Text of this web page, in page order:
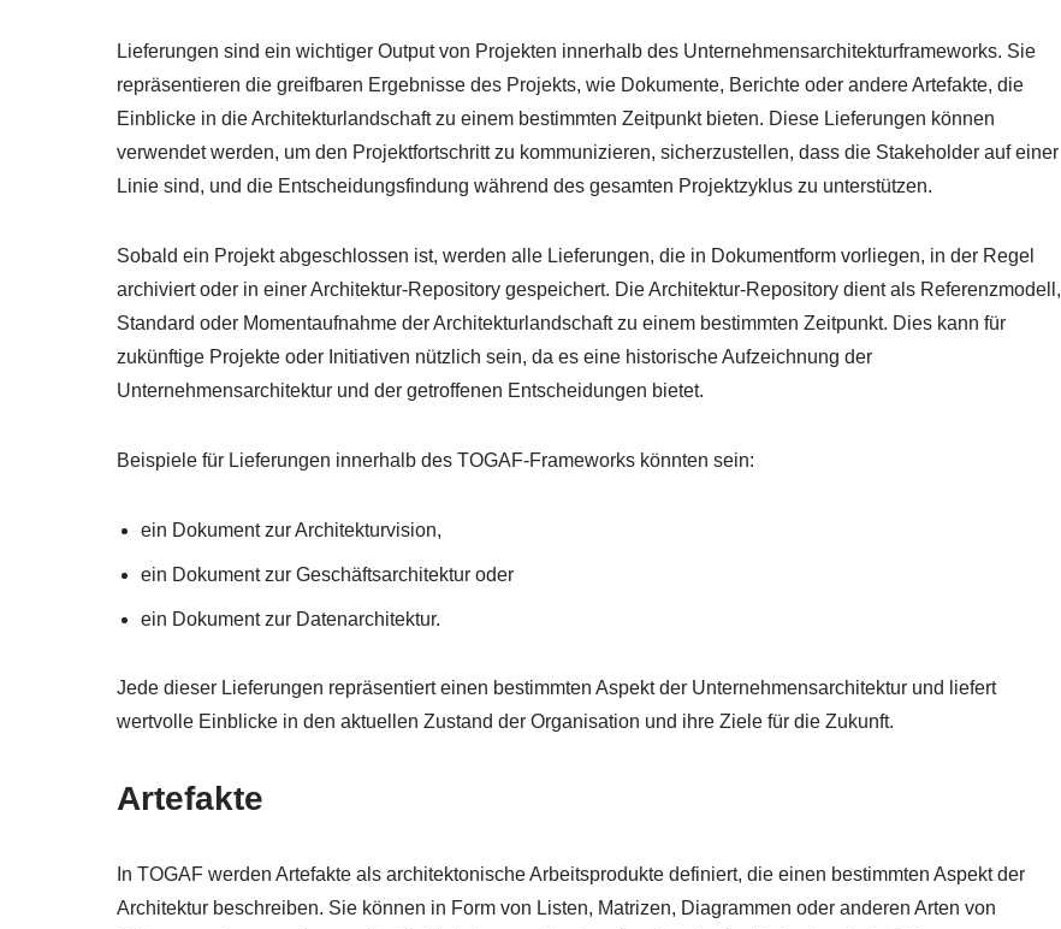
Lieferungen sind ein wichtiger Output von Projekten innerhalb des Unternehmensarchitekturframeworks. Sie
repräsentieren die greifbaren Ergebnisse des Projekts, wie Dokumente, Berichte oder andere Artefakte, die
Einblicke in die Architekturlandschaft zu einem bestimmten Zeitpunkt bieten. Diese Lieferungen können
verwendet werden, um den Projektfortschritt zu kommunizieren, sicherzustellen, dass die Stakeholder auf einer
Linie sind, und die Entscheidungsfindung während des gesamten Projektzyklus zu unterstützen.
Sobald ein Projekt abgeschlossen ist, werden alle Lieferungen, die in Dokumentform vorliegen, in der Regel
archiviert oder in einer Architektur-Repository gespeichert. Die Architektur-Repository dient als Referenzmodell,
Standard oder Momentaufnahme der Architekturlandschaft zu einem bestimmten Zeitpunkt. Dies kann für
zukünftige Projekte oder Initiativen nützlich sein, da es eine historische Aufzeichnung der
Unternehmensarchitektur und der getroffenen Entscheidungen bietet.
Beispiele für Lieferungen innerhalb des TOGAF-Frameworks könnten sein:
ein Dokument zur Architekturvision,
ein Dokument zur Geschäftsarchitektur oder
ein Dokument zur Datenarchitektur.
Jede dieser Lieferungen repräsentiert einen bestimmten Aspekt der Unternehmensarchitektur und liefert
wertvolle Einblicke in den aktuellen Zustand der Organisation und ihre Ziele für die Zukunft.
Artefakte
In TOGAF werden Artefakte als architektonische Arbeitsprodukte definiert, die einen bestimmten Aspekt der
Architektur beschreiben. Sie können in Form von Listen, Matrizen, Diagrammen oder anderen Arten von